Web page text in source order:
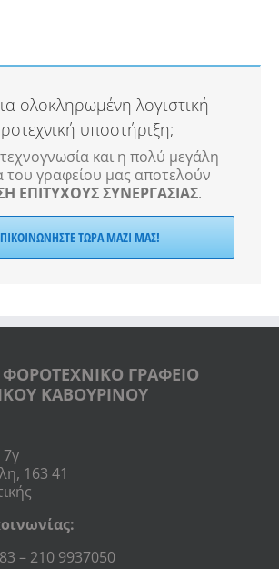
ολοκληρωμένη λογιστική -
υποστήριξη;
και η πολύ μεγάλη
του γραφείου μας αποτελούν
ΕΠΙΤΥΧΟΥΣ ΣΥΝΕΡΓΑΣΙΑΣ.
ΤΏΡΑ ΜΑΖΊ ΜΑΣ!
ΦΟΡΟΤΕΧΝΙΚΟ ΓΡΑΦΕΙΟ
ΚΑΒΟΥΡΙΝΟΥ
163 41
– 210 9937050